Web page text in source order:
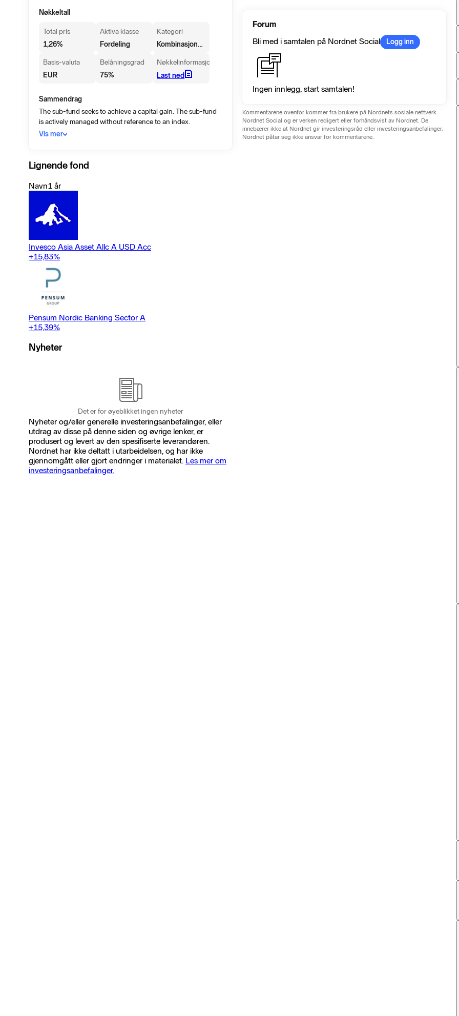
Nøkkeltall
Total pris
1,26%
Aktiva klasse
Fordeling
Kategori
Kombinasjonsfond, Globale vekstmarkeder
Basis-valuta
EUR
Belåningsgrad
75%
Nøkkelinformasjon
Last ned
Sammendrag
The sub-fund seeks to achieve a capital gain. The sub-fund
is actively managed without reference to an index.
Vis mer
Lignende fond
Navn1 år
Invesco Asia Asset Allc A USD Acc
+15,83%
Pensum Nordic Banking Sector A
+15,39%
Nyheter
Det er for øyeblikket ingen nyheter
Nyheter og/eller generelle investeringsanbefalinger, eller
utdrag av disse på denne siden og øvrige lenker, er
produsert og levert av den spesifiserte leverandøren.
Nordnet har ikke deltatt i utarbeidelsen, og har ikke
gjennomgått eller gjort endringer i materialet. Les mer om
investeringsanbefalinger.
Forum
Bli med i samtalen på Nordnet Social
Logg inn
Ingen innlegg, start samtalen!
Kommentarene ovenfor kommer fra brukere på Nordnets sosiale nettverk
Nordnet Social og er verken redigert eller forhåndsvist av Nordnet. De
innebærer ikke at Nordnet gir investeringsråd eller investeringsanbefalinger.
Nordnet påtar seg ikke ansvar for kommentarene.